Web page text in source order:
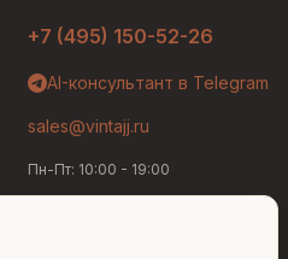
+7 (495) 150-52-26
AI-консультант в Telegram
sales@vintajj.ru
Пн-Пт: 10:00 - 19:00